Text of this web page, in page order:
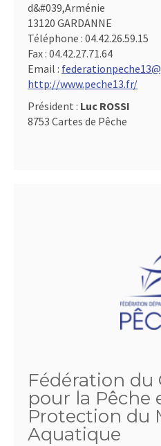
d&#039,Arménie
13120 GARDANNE
Téléphone : 04.42.26.59.15
Fax : 04.42.27.71.64
Email :
http://www.peche13.fr/
Président : Luc ROSSI
8753 Cartes de Pêche
Fédération du
pour la Pêche
Protection du
Aquatique